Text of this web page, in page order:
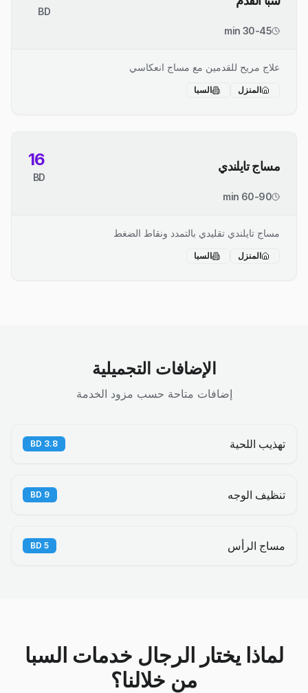
BD
30-45 min
علاج مريح للقدمين مع مساج انعكاسي
المنزل السبا
مساج تايلندي 16
BD
60-90 min
مساج تايلندي تقليدي بالتمدد ونقاط الضغط
المنزل السبا
الإضافات التجميلية
إضافات متاحة حسب مزود الخدمة
تهذيب اللحية 3.8
BD
تنظيف الوجه 9
BD
مساج الرأس 5
BD
لماذا يختار الرجال خدمات السبا
من خلالنا؟